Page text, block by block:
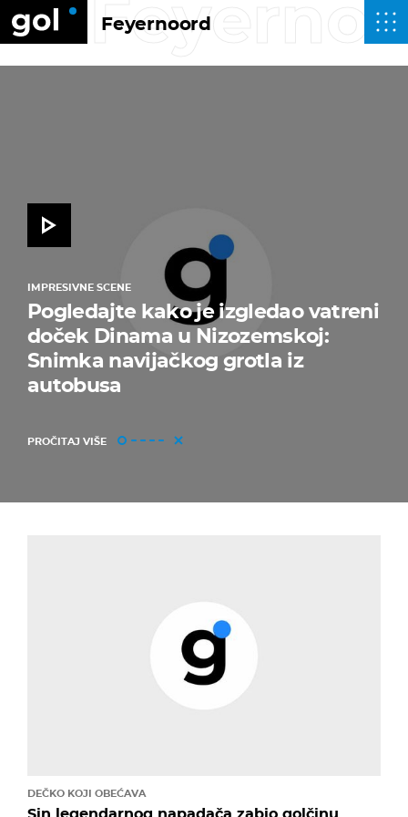
Feyernoord
IMPRESIVNE SCENE
Pogledajte kako je izgledao vatreni
doček Dinama u Nizozemskoj:
Snimka navijačkog grotla iz
autobusa
PROČITAJ VIŠE
DEČKO KOJI OBEĆAVA